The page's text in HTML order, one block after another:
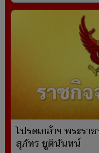
โปรดเกล้าฯ พระร
สุภัทร ชูตินันทน์